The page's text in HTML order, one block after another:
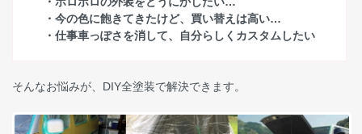
・今の色に飽きてきたけど、買い替えは高い…
・仕事車っぽさを消して、自分らしくカスタムしたい
そんなお悩みが、DIY全塗装で解決できます。